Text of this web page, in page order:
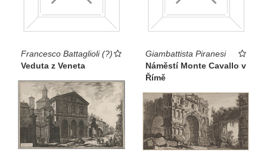
Francesco Battaglioli (?)
Veduta z Veneta
Giambattista Piranesi
Náměstí Monte Cavallo v
Římě